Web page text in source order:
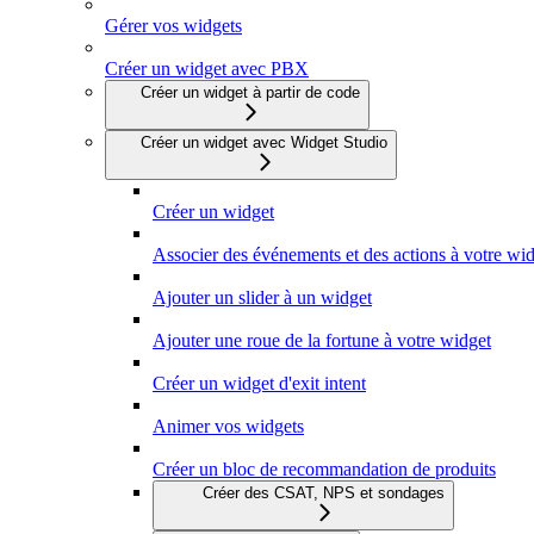
Gérer vos widgets
Créer un widget avec PBX
Créer un widget à partir de code
Créer un widget avec Widget Studio
Créer un widget
Associer des événements et des actions à votre
Ajouter un slider à un widget
Ajouter une roue de la fortune à votre widget
Créer un widget d'exit intent
Animer vos widgets
Créer un bloc de recommandation de produits
Créer des CSAT, NPS et sondages